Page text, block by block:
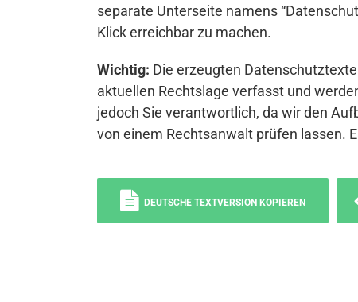
separate Unterseite namens
Klick erreichbar zu machen.
Wichtig: Die erzeugten
aktuellen Rechtslage verfasst und
jedoch Sie verantwortlich, da wir den
von einem Rechtsanwalt prüfen lassen.
DEUTSCHE TEXTVERSION KOPIEREN